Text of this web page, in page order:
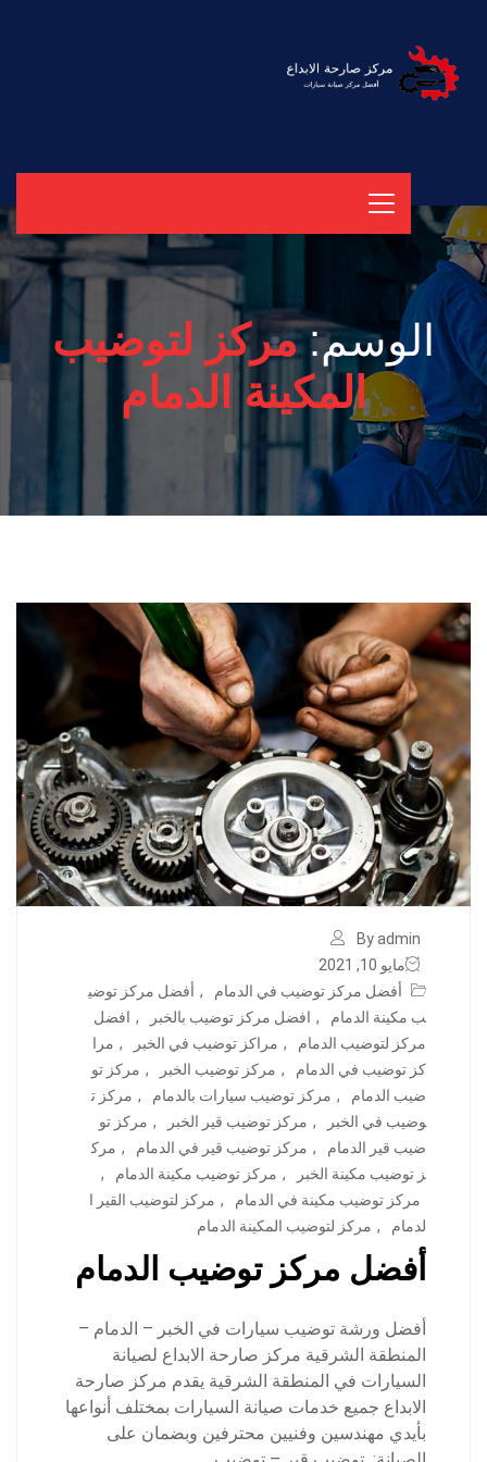
الوسم:مركز لتوضيب
المكينة الدمام
By admin
مايو 10, 2021
أفضل مركز توضيب في الدمام
, أفضل مركز توضي
ب مكينة الدمام
, افضل مركز توضيب بالخبر , افضل
مركز لتوضيب الدمام
, مراكز توضيب في الخبر , مرا
كز توضيب في الدمام
, مركز توضيب الخبر , مركز تو
ضيب الدمام
, مركز توضيب سيارات بالدمام , مركز ت
وضيب في الخبر
, مركز توضيب قير الخبر , مركز تو
ضيب قير الدمام
, مركز توضيب قير في الدمام , مرك
ز توضيب مكينة الخبر
, مركز توضيب مكينة الدمام
,
مركز توضيب مكينة في الدمام
, مركز لتوضيب القير ا
لدمام
, مركز لتوضيب المكينة الدمام
أفضل مركز توضيب الدمام
أفضل ورشة توضيب سيارات في الخبر – الدمام –
المنطقة الشرقية مركز صارحة الابداع لصيانة
السيارات في المنطقة الشرقية يقدم مركز صارحة
الابداع جميع خدمات صيانة السيارات بمختلف أنواعها
بأيدي مهندسين وفنيين محترفين وبضمان على